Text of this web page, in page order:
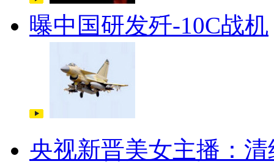
曝中国研发歼-10C战机
央视新晋美女主播：清